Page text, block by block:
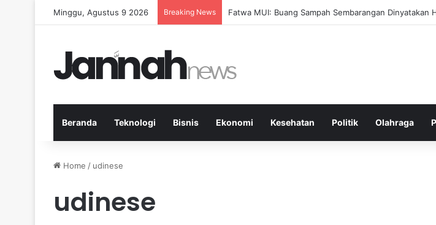
Minggu, Agustus 9 2026 Breaking News Fatwa MUI: Buang Sampah Sembarangan Dinyatakan
Beranda Teknologi Bisnis Ekonomi Kesehatan Politik Olahraga
Home / udinese
udinese